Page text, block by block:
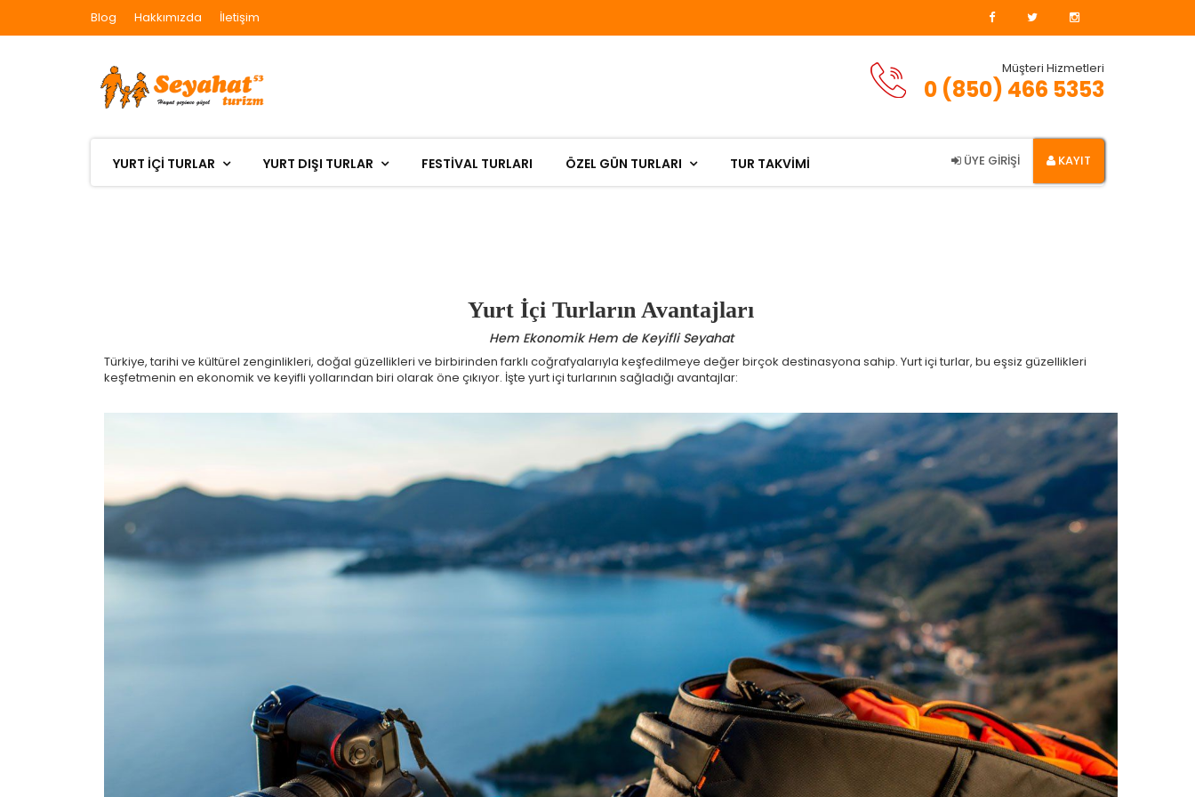
Blog Hakkımızda İletişim
Müşteri Hizmetleri
0 (850) 466 5353
YURT İÇİ TURLAR YURT DIŞI TURLAR FESTIVAL TURLARI ÖZEL GÜN TURLARI TUR TAKVİMİ ÜYE GİRİŞİ KAYIT
ÇEREZ KULLANIM AYARLARINIZ
Yurt İçi Turların Avantajları
Hem Ekonomik Hem de Keyifli Seyahat
Türkiye, tarihi ve kültürel zenginlikleri, doğal güzellikleri ve birbirinden farklı coğrafyalarıyla keşfedilmeye değer birçok destinasyona sahip. Yurt içi turlar, bu eşsiz güzellikleri
keşfetmenin en ekonomik ve keyifli yollarından biri olarak öne çıkıyor. İşte yurt içi turlarının sağladığı avantajlar: